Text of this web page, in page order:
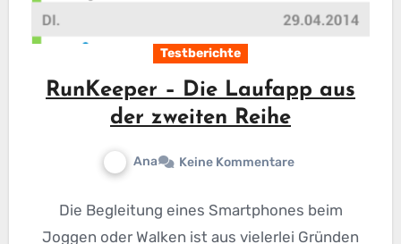
Testberichte
RunKeeper – Die Laufapp aus
der zweiten Reihe
Ana Keine Kommentare
Die Begleitung eines Smartphones beim
Joggen oder Walken ist aus vielerlei Gründen